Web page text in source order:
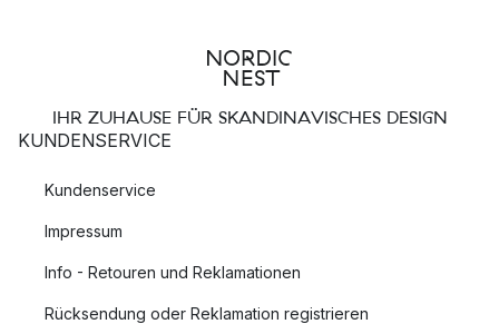
IHR ZUHAUSE FÜR SKANDINAVISCHES DESIGN
KUNDENSERVICE
Kundenservice
Impressum
Info - Retouren und Reklamationen
Rücksendung oder Reklamation registrieren